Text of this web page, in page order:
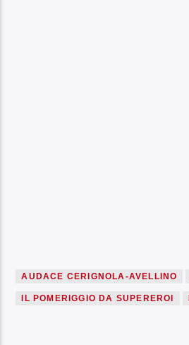
AUDACE CERIGNOLA-AVELLINO
IL POMERIGGIO DA SUPEREROI